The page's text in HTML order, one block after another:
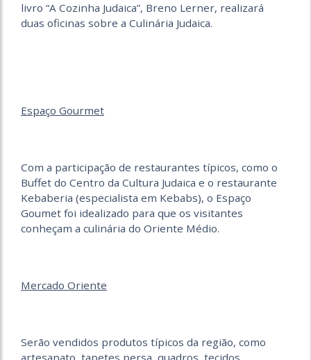
livro “A Cozinha Judaica”, Breno Lerner, realizará
duas oficinas sobre a Culinária Judaica.
Espaço Gourmet
Com a participação de restaurantes típicos, como o
Buffet do Centro da Cultura Judaica e o restaurante
Kebaberia (especialista em Kebabs), o Espaço
Goumet foi idealizado para que os visitantes
conheçam a culinária do Oriente Médio.
Mercado Oriente
Serão vendidos produtos típicos da região, como
artesanato, tapetes persa, quadros, tecidos,